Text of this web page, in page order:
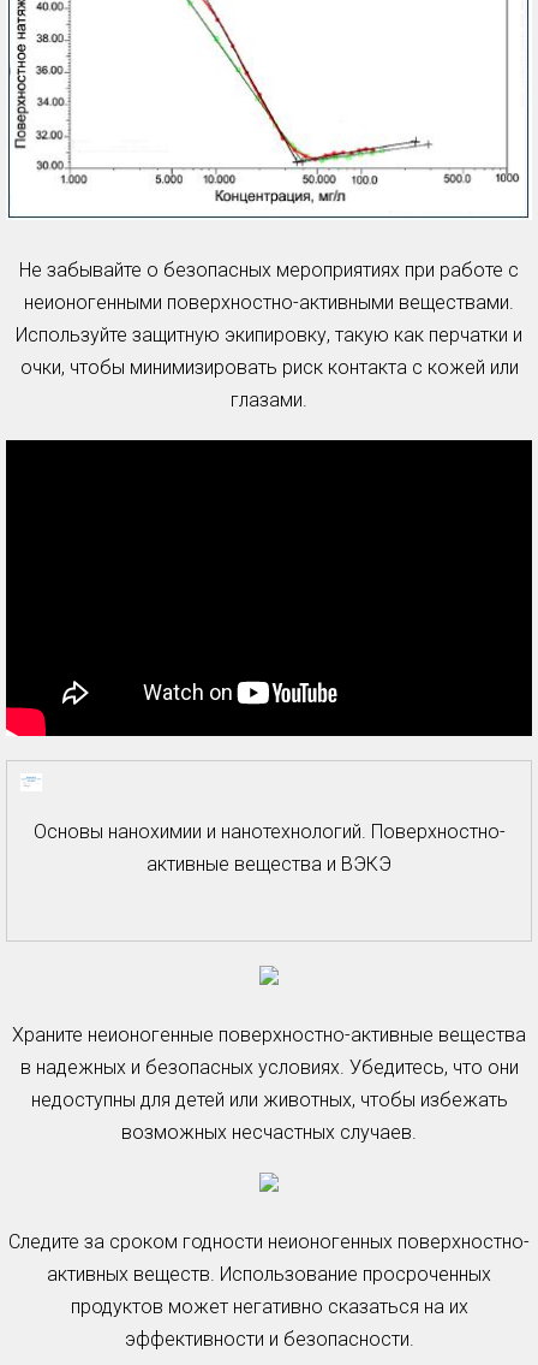
Не забывайте о безопасных мероприятиях при работе с
неионогенными поверхностно-активными веществами.
Используйте защитную экипировку, такую как перчатки и
очки, чтобы минимизировать риск контакта с кожей или
глазами.
Основы нанохимии и нанотехнологий. Поверхностно-
активные вещества и ВЭКЭ
Храните неионогенные поверхностно-активные вещества
в надежных и безопасных условиях. Убедитесь, что они
недоступны для детей или животных, чтобы избежать
возможных несчастных случаев.
Следите за сроком годности неионогенных поверхностно-
активных веществ. Использование просроченных
продуктов может негативно сказаться на их
эффективности и безопасности.